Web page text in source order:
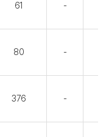
61 -
80 -
376 -